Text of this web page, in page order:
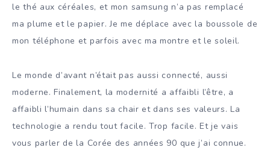
le thé aux céréales, et mon samsung n’a pas remplacé
ma plume et le papier. Je me déplace avec la boussole de
mon téléphone et parfois avec ma montre et le soleil.
Le monde d’avant n’était pas aussi connecté, aussi
moderne. Finalement, la modernité a affaibli l’être, a
affaibli l’humain dans sa chair et dans ses valeurs. La
technologie a rendu tout facile. Trop facile. Et je vais
vous parler de la Corée des années 90 que j’ai connue.